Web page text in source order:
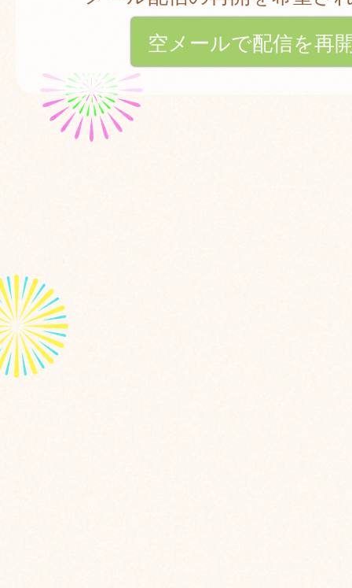
空メールで配信を再